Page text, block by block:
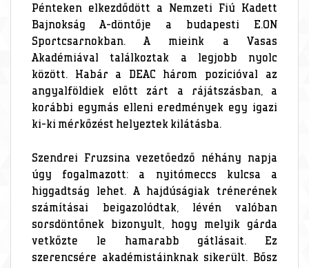
Pénteken elkezdődött a Nemzeti Fiú Kadett
Bajnokság A-döntője a budapesti E.ON
Sportcsarnokban. A mieink a Vasas
Akadémiával találkoztak a legjobb nyolc
között. Habár a DEAC három pozícióval az
angyalföldiek előtt zárt a rájátszásban, a
korábbi egymás elleni eredmények egy igazi
ki-ki mérkőzést helyeztek kilátásba.
Szendrei Fruzsina vezetőedző néhány napja
úgy fogalmazott: a nyitómeccs kulcsa a
higgadtság lehet. A hajdúságiak trénerének
számításai beigazolódtak, lévén valóban
sorsdöntőnek bizonyult, hogy melyik gárda
vetkőzte le hamarabb gátlásait. Ez
szerencsére akadémistáinknak sikerült. Bősz